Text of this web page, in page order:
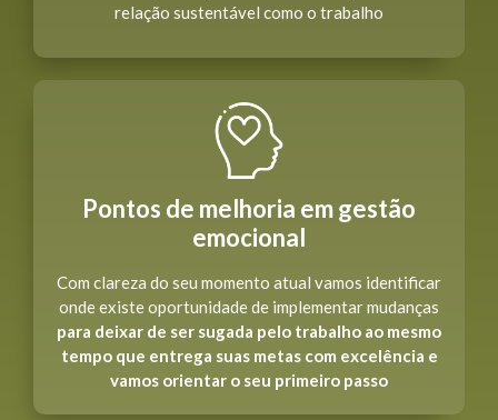
relação sustentável como o trabalho
Pontos de melhoria em gestão
emocional
Com clareza do seu momento atual vamos identificar
onde existe oportunidade de implementar mudanças
para deixar de ser sugada pelo trabalho ao mesmo
tempo que entrega suas metas com excelência e
vamos orientar o seu primeiro passo